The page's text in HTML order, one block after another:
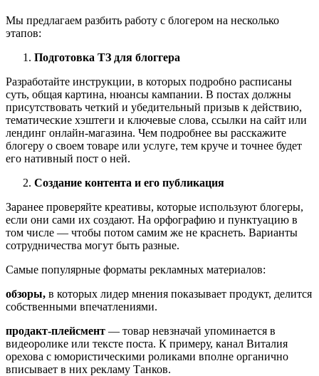
Мы предлагаем разбить работу с блогером на несколько
этапов:
Подготовка ТЗ для блоггера
Разработайте инструкции, в которых подробно расписаны
суть, общая картина, нюансы кампании. В постах должны
присутствовать четкий и убедительный призыв к действию,
тематические хэштеги и ключевые слова, ссылки на сайт или
лендинг онлайн-магазина. Чем подробнее вы расскажите
блогеру о своем товаре или услуге, тем круче и точнее будет
его нативный пост о ней.
Создание контента и его публикация
Заранее проверяйте креативы, которые используют блогеры,
если они сами их создают. На орфографию и пунктуацию в
том числе — чтобы потом самим же не краснеть. Варианты
сотрудничества могут быть разные.
Самые популярные форматы рекламных материалов:
обзоры, в которых лидер мнения показывает продукт, делится
собственными впечатлениями.
продакт-плейсмент — товар невзначай упоминается в
видеоролике или тексте поста. К примеру, канал Виталия
орехова с юмористическими роликами вполне органично
вписывает в них рекламу Танков.